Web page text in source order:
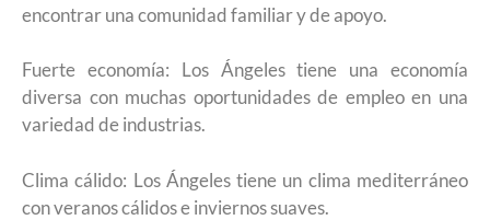
encontrar una comunidad familiar y de apoyo.
Fuerte economía: Los Ángeles tiene una economía
diversa con muchas oportunidades de empleo en una
variedad de industrias.
Clima cálido: Los Ángeles tiene un clima mediterráneo
con veranos cálidos e inviernos suaves.